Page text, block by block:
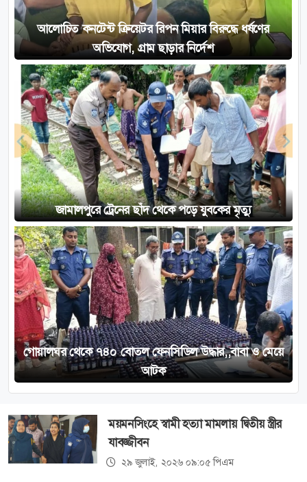
আলোচিত কনটেন্ট ক্রিয়েটর রিপন মিয়ার বিরুদ্ধে ধর্ষণের
অভিযোগ, গ্রাম ছাড়ার নির্দেশ
জামালপুরে ট্রেনের ছাঁদ থেকে পড়ে যুবকের মৃত্যু
গোয়ালঘর থেকে ৭৪০ বোতল ফেনসিডিল উদ্ধার,,বাবা ও মেয়ে
আটক
ময়মন‌সিং‌হে স্বামী হত্যা মামলায় দ্বিতীয় স্ত্রীর
যাবজ্জীবন
২৯ জুলাই, ২০২৬ ০৯:০৫ পিএম